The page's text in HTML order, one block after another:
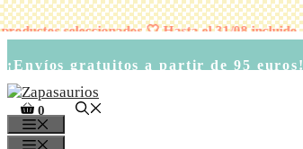
seleccionados 🤍 Hasta el 31/08 incluido
al
contenido
¡Envíos gratuitos a partir de 95 euros!
0 MENÚ
MENÚ